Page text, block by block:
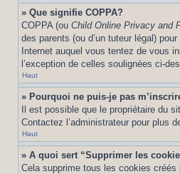
» Que signifie COPPA?
COPPA (ou Child Online Privacy and
des parents (ou d’un tuteur légal)
Internet auquel vous tentez de vous
l’exception de celles soulignées ci-
Haut
» Pourquoi ne puis-je pas
Il est possible que le propriétaire du
Contactez l’administrateur pour plus
Haut
» A quoi sert “Supprimer les
Cela supprime tous les cookies